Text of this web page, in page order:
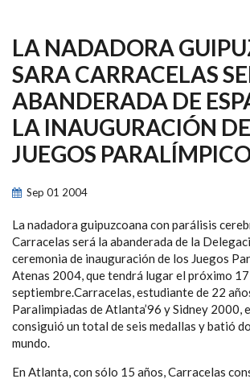
A
LA
NAVEGACIÓN
LA NADADORA
SARA CARRACELAS
ABANDERADA DE
LA INAUGURACIÓN
JUEGOS
Sep 01 2004
La nadadora guipuzcoana con parálisis
Carracelas será la abanderada de la
ceremonia de inauguración de los Juegos
Atenas 2004, que tendrá lugar el próximo
septiembre.Carracelas, estudiante de 22
Paralimpiadas de Atlanta’96 y Sidney 2000,
consiguió un total de seis medallas y batió
mundo.
En Atlanta, con sólo 15 años, Carracelas